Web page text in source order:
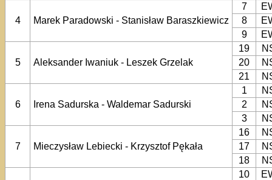
4 Marek Paradowski - Stanisław Baraszkiewicz
7
8
9
5 Aleksander Iwaniuk - Leszek Grzelak
19
20
21
6 Irena Sadurska - Waldemar Sadurski
1
2
3
7 Mieczysław Lebiecki - Krzysztof Pękała
16
17
18
10